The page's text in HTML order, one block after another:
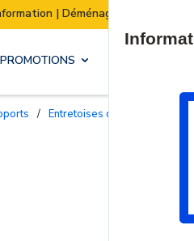
stock : Les
PROMOTIONS
/ Entretoises de montage